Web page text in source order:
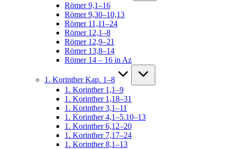
Römer 9,1–16
Römer 9,30–10,13
Römer 11,11–24
Römer 12,1–8
Römer 12,9–21
Römer 13,8–14
Römer 14 – 16 in Az
1. Korinther Kap. 1–8
1. Korinther 1,1–9
1. Korinther 1,18–31
1. Korinther 3,1–11
1. Korinther 4,1–5.10–13
1. Korinther 6,12–20
1. Korinther 7,17–24
1. Korinther 8,1–13